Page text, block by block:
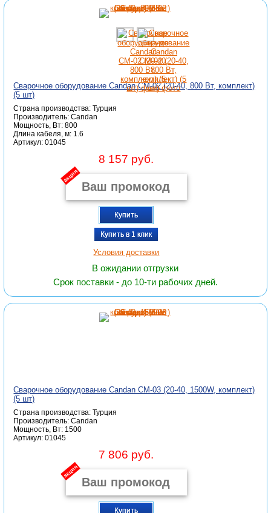
Сварочное оборудование Candan СМ-02 (20-40, 800 Вт, комплект)
(5 шт)
Страна производства: Турция
Производитель: Candan
Мощность, Вт: 800
Длина кабеля, м: 1.6
Артикул: 01045
8 157 руб.
акция
Купить
Купить в 1 клик
Условия доставки
В ожидании отгрузки
Срок поставки - до 10-ти рабочих дней.
Сварочное оборудование Candan СМ-03 (20-40, 1500W, комплект)
(5 шт)
Страна производства: Турция
Производитель: Candan
Мощность, Вт: 1500
Артикул: 01045
7 806 руб.
акция
Купить